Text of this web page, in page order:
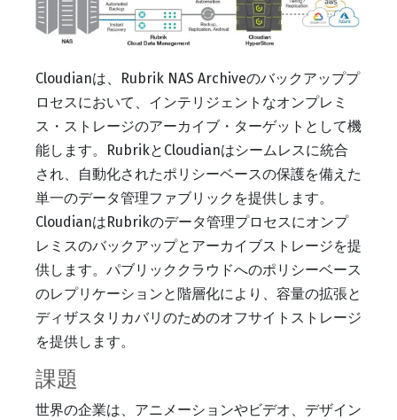
Cloudianは、Rubrik NAS Archiveのバックアッププ
ロセスにおいて、インテリジェントなオンプレミ
ス・ストレージのアーカイブ・ターゲットとして機
能します。RubrikとCloudianはシームレスに統合
され、自動化されたポリシーベースの保護を備えた
単一のデータ管理ファブリックを提供します。
CloudianはRubrikのデータ管理プロセスにオンプ
レミスのバックアップとアーカイブストレージを提
供します。パブリッククラウドへのポリシーベース
のレプリケーションと階層化により、容量の拡張と
ディザスタリカバリのためのオフサイトストレージ
を提供します。
課題
世界の企業は、アニメーションやビデオ、デザイン